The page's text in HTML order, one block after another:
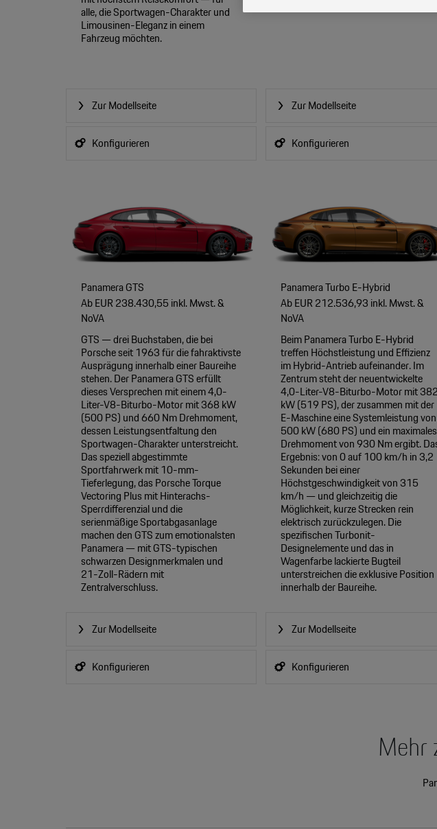
alle, die Sportwagen-Charakter und
Limousinen-Eleganz in einem
Fahrzeug möchten.
Zur Modellseite
Konfigurieren
Zur Modellseite
Konfigurieren
Panamera GTS
Ab EUR 238.430,55 inkl. Mwst. &
NoVA
GTS — drei Buchstaben, die bei
Porsche seit 1963 für die fahraktivste
Ausprägung innerhalb einer Baureihe
stehen. Der Panamera GTS erfüllt
dieses Versprechen mit einem 4,0-
Liter-V8-Biturbo-Motor mit 368 kW
(500 PS) und 660 Nm Drehmoment,
dessen Leistungsentfaltung den
Sportwagen-Charakter unterstreicht.
Das speziell abgestimmte
Sportfahrwerk mit 10-mm-
Tieferlegung, das Porsche Torque
Vectoring Plus mit Hinterachs-
Sperrdifferenzial und die
serienmäßige Sportabgasanlage
machen den GTS zum emotionalsten
Panamera — mit GTS-typischen
schwarzen Designmerkmalen und
21-Zoll-Rädern mit
Zentralverschluss.
Zur Modellseite
Konfigurieren
Panamera Turbo E-Hybrid
Ab EUR 212.536,93 inkl. Mwst. &
NoVA
Beim Panamera Turbo E-Hybrid
treffen Höchstleistung und Effizienz
im Hybrid-Antrieb aufeinander. Im
Zentrum steht der neuentwickelte
4,0-Liter-V8-Biturbo-Motor mit 382
kW (519 PS), der zusammen mit der
E-Maschine eine Systemleistung von
500 kW (680 PS) und ein maximales
Drehmoment von 930 Nm ergibt.
Ergebnis: von 0 auf 100 km/h in 3,2
Sekunden bei einer
Höchstgeschwindigkeit von 315
km/h — und gleichzeitig die
Möglichkeit, kurze Strecken rein
elektrisch zurückzulegen. Die
spezifischen Turbonit-
Designelemente und das in
Wagenfarbe lackierte Bugteil
unterstreichen die exklusive Position
innerhalb der Baureihe.
Zur Modellseite
Konfigurieren
Mehr